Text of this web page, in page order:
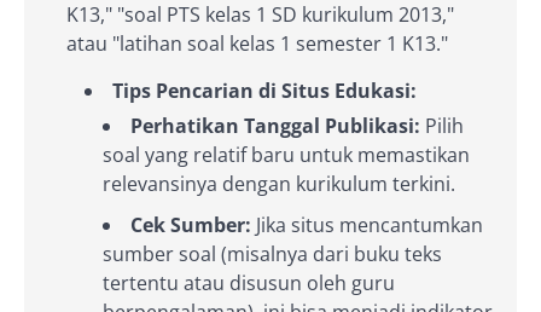
K13," "soal PTS kelas 1 SD kurikulum 2013,"
atau "latihan soal kelas 1 semester 1 K13."
Tips Pencarian di Situs Edukasi:
Perhatikan Tanggal Publikasi: Pilih
soal yang relatif baru untuk memastikan
relevansinya dengan kurikulum terkini.
Cek Sumber: Jika situs mencantumkan
sumber soal (misalnya dari buku teks
tertentu atau disusun oleh guru